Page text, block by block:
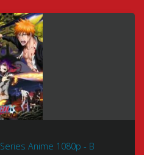
Series Anime 1080p - B